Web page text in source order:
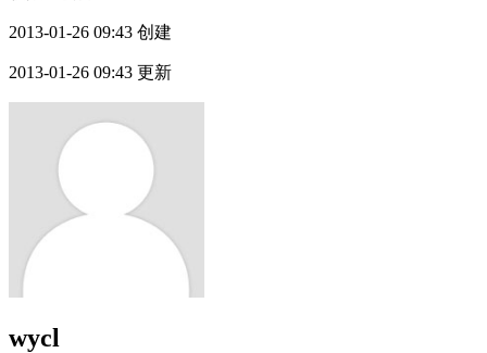
2013-01-26 09:43 创建
2013-01-26 09:43 更新
wycl